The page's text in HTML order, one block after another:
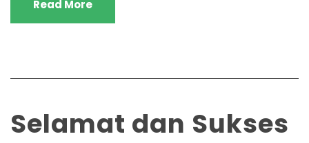
Read More
​Selamat dan Sukses